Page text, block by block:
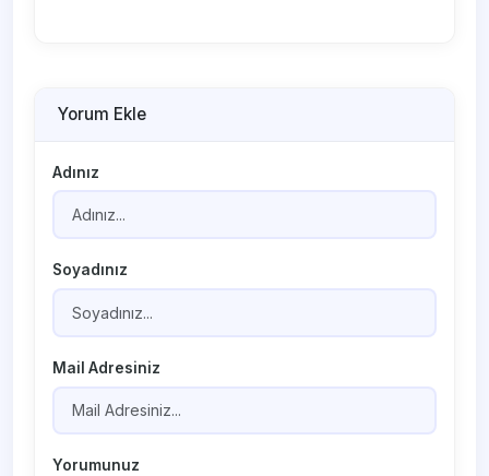
Yorum Ekle
Adınız
Soyadınız
Mail Adresiniz
Yorumunuz